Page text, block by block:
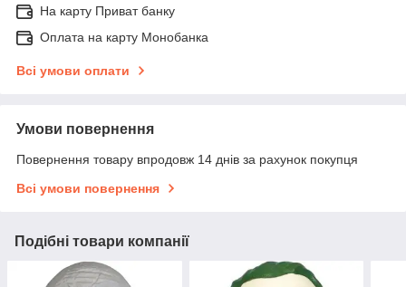
На карту Приват банку
Оплата на карту Монобанка
Всі умови оплати
Умови повернення
Повернення товару впродовж 14 днів за рахунок покупця
Всі умови повернення
Подібні товари компанії